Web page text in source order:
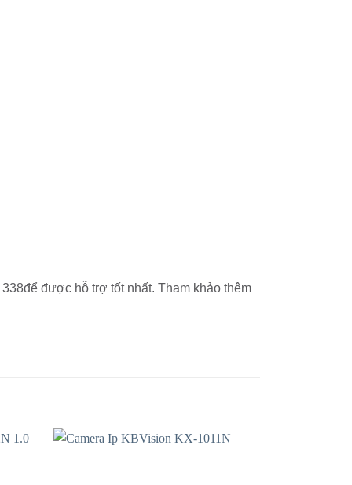
được hỗ trợ tốt nhất. Tham khảo thêm